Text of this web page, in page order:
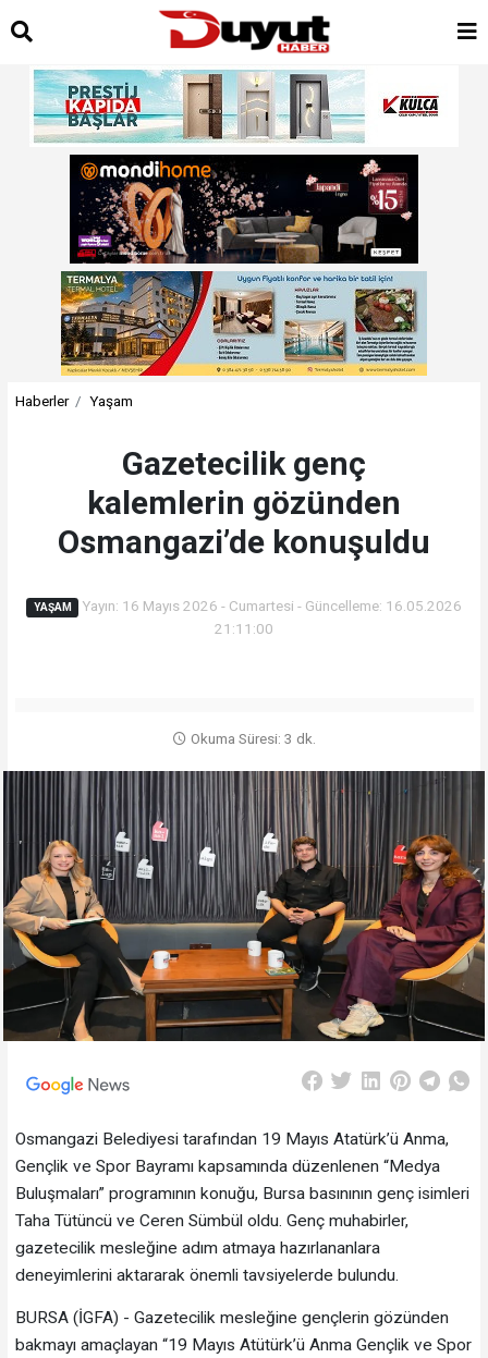
Haberler Yaşam
Gazetecilik genç
kalemlerin gözünden
Osmangazi’de konuşuldu
YAŞAM
Yayın: 16 Mayıs 2026 - Cumartesi - Güncelleme: 16.05.2026
21:11:00
Okuma Süresi: 3 dk.
Osmangazi Belediyesi tarafından 19 Mayıs Atatürk’ü Anma,
Gençlik ve Spor Bayramı kapsamında düzenlenen “Medya
Buluşmaları” programının konuğu, Bursa basınının genç isimleri
Taha Tütüncü ve Ceren Sümbül oldu. Genç muhabirler,
gazetecilik mesleğine adım atmaya hazırlananlara
deneyimlerini aktararak önemli tavsiyelerde bulundu.
BURSA (İGFA) - Gazetecilik mesleğine gençlerin gözünden
bakmayı amaçlayan “19 Mayıs Atütürk’ü Anma Gençlik ve Spor